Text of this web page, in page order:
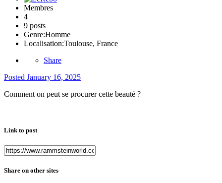
Membres
4
9 posts
Genre:Homme
Localisation:Toulouse, France
Share
Posted January 16, 2025
Comment on peut se procurer cette beauté ?
Link to post
Share on other sites